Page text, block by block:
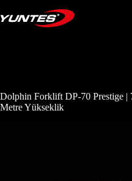
Dolphin Forklift DP-70 Prestige
Metre Yükseklik